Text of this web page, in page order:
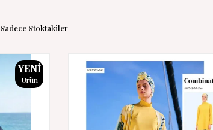
Sadece Stoktakiler
YENI
Ürün